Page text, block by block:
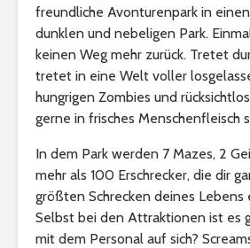
freundliche Avonturenpark in einen
dunklen und nebeligen Park.
keinen Weg mehr zurück. Tretet
tretet in eine Welt voller
hungrigen Zombies und
gerne in frisches Menschenfleisch
In dem Park werden 7 Mazes, 2
mehr als 100 Erschrecker, die dir
größten Schrecken deines Lebens
Selbst bei den Attraktionen ist es
mit dem Personal auf sich?